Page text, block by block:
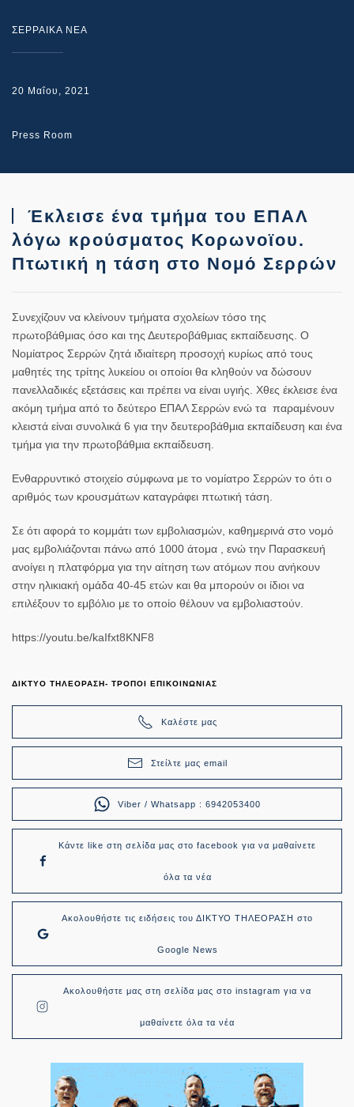
ΣΕΡΡΑΙΚΑ ΝΕΑ
20 Μαΐου, 2021
Press Room
Έκλεισε ένα τμήμα του ΕΠΑΛ
λόγω κρούσματος Κορωνοϊου.
Πτωτική η τάση στο Νομό Σερρών
Συνεχίζουν να κλείνουν τμήματα σχολείων τόσο της
πρωτοβάθμιας όσο και της Δευτεροβάθμιας εκπαίδευσης. Ο
Νομίατρος Σερρών ζητά ιδιαίτερη προσοχή κυρίως από τους
μαθητές της τρίτης λυκείου οι οποίοι θα κληθούν να δώσουν
πανελλαδικές εξετάσεις και πρέπει να είναι υγιής. Χθες έκλεισε ένα
ακόμη τμήμα από το δεύτερο ΕΠΑΛ Σερρών ενώ τα παραμένουν
κλειστά είναι συνολικά 6 για την δευτεροβάθμια εκπαίδευση και ένα
τμήμα για την πρωτοβάθμια εκπαίδευση.
Ενθαρρυντικό στοιχείο σύμφωνα με το νομίατρο Σερρών το ότι ο
αριθμός των κρουσμάτων καταγράφει πτωτική τάση.
Σε ότι αφορά το κομμάτι των εμβολιασμών, καθημερινά στο νομό
μας εμβολιάζονται πάνω από 1000 άτομα , ενώ την Παρασκευή
ανοίγει η πλατφόρμα για την αίτηση των ατόμων που ανήκουν
στην ηλικιακή ομάδα 40-45 ετών και θα μπορούν οι ίδιοι να
επιλέξουν το εμβόλιο με το οποίο θέλουν να εμβολιαστούν.
https://youtu.be/kaIfxt8KNF8
ΔΙΚΤΥΟ ΤΗΛΕΟΡΑΣΗ- ΤΡΟΠΟΙ ΕΠΙΚΟΙΝΩΝΙΑΣ
Καλέστε μας
Στείλτε μας email
Viber / Whatsapp : 6942053400
Κάντε like στη σελίδα μας στο facebook για να μαθαίνετε
όλα τα νέα
Ακολουθήστε τις ειδήσεις του ΔΙΚΤΥΟ ΤΗΛΕΟΡΑΣΗ στο
Google News
Ακολουθήστε μας στη σελίδα μας στο instagram για να
μαθαίνετε όλα τα νέα